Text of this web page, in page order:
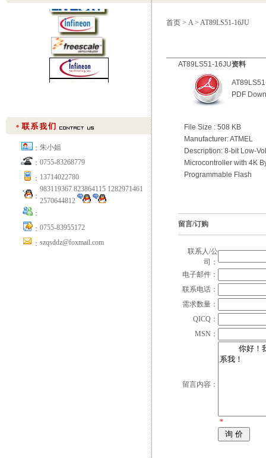
： 朱小姐
： 0755-83268779
： 13714022780
：
983119367 823864115 1282971461
2570644812
：
： 0755-83955172
： szqsddz@foxmail.com
首页 > A> AT89LS51-16JU
AT89LS51-16JU资料
PDF
File Size : 508 KB
Manufacturer: ATMEL
Description: 8-bit Low-
Microcontroller with 4K
Programmable Flash
留言/订购
联系人/公
司：
电子邮件：
联系电话：
需求数量：
QICQ：
MSN：
留言内容：
*